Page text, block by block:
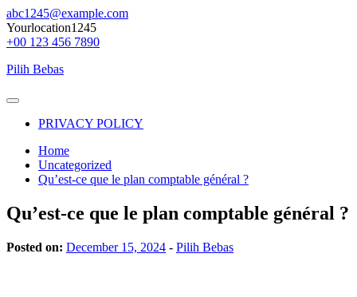
Skip
to
content
abc1245@example.com
Yourlocation1245
+00 123 456 7890
Pilih Bebas
Primary
PRIVACY POLICY
Home
Uncategorized
Qu’est-ce que le plan comptable général ?
Qu’est-ce que le plan comptable général ?
Posted on: December 15, 2024 - Pilih Bebas